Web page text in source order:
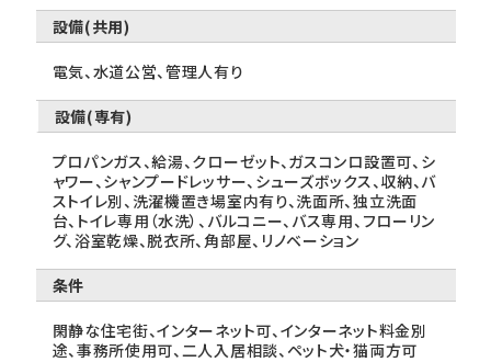
設備(共用)
電気、水道公営、管理人有り
設備(専有)
プロパンガス、給湯、クローゼット、ガスコンロ設置可、シ
ャワー、シャンプードレッサー、シューズボックス、収納、バ
ストイレ別、洗濯機置き場室内有り、洗面所、独立洗面
台、トイレ専用（水洗）、バルコニー、バス専用、フローリン
グ、浴室乾燥、脱衣所、角部屋、リノベーション
条件
閑静な住宅街、インターネット可、インターネット料金別
途、事務所使用可、二人入居相談、ペット犬・猫両方可